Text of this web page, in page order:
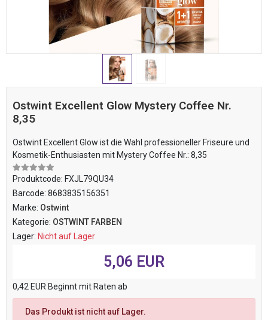
Ostwint Excellent Glow Mystery Coffee Nr.
8,35
Ostwint Excellent Glow ist die Wahl professioneller Friseure und
Kosmetik-Enthusiasten mit Mystery Coffee Nr.: 8,35
Produktcode: FXJL79QU34
Barcode: 8683835156351
Marke: Ostwint
Kategorie: OSTWINT FARBEN
Lager: Nicht auf Lager
5,06 EUR
0,42 EUR Beginnt mit Raten ab
Das Produkt ist nicht auf Lager.